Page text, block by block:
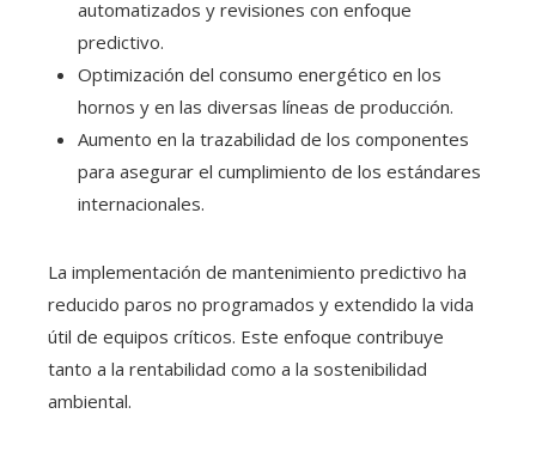
automatizados y revisiones con enfoque
predictivo.
Optimización del consumo energético en los
hornos y en las diversas líneas de producción.
Aumento en la trazabilidad de los componentes
para asegurar el cumplimiento de los estándares
internacionales.
La implementación de mantenimiento predictivo ha
reducido paros no programados y extendido la vida
útil de equipos críticos. Este enfoque contribuye
tanto a la rentabilidad como a la sostenibilidad
ambiental.